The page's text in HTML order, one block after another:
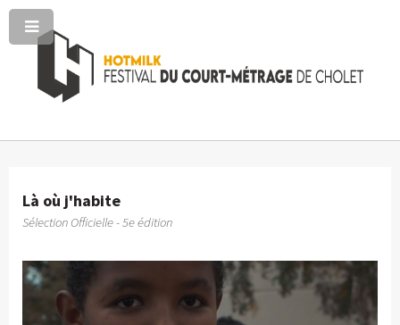
Là où j'habite
Sélection Officielle - 5e édition